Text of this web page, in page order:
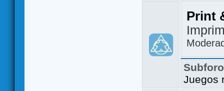
Print
Juegos